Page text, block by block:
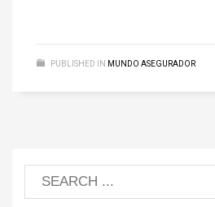
PUBLISHED IN MUNDO ASEGURADOR